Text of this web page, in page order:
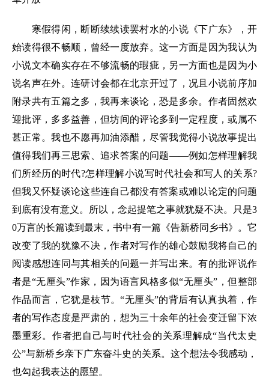
寒假得闲，断断续续读罢村水的小说《下广东》，开
始读得很不畅顺，曾经一度放弃。这一方面是因为我认为
小说文本确实存在不够流畅的瑕疵，另一方面也是因为小
说名声在外。连研讨会都在北京开过了，况且小说前序加
附录共有五篇之多，我再来谈论，恐是多余。作者固然欢
迎批评，多多益善，但坊间的评论多到一定程度，或属不
甚正常。我也不愿再加油添醋，尽管我觉得小说故事提出
值得我们再三思索、追求答案的问题——例如怎样理解我
们所经历的时代?怎样理解小说写时代社会和写人的关系?
但我又怀疑谈论这些连自己都没有答案或难以论定的问题
到底有没有意义。所以，念起提笔之事就犹疑不决。只是3
0万言的长篇读到最末，书中有一篇《告新桥同乡书》。它
改变了我的犹豫不决，作者对写作的雄心鼓励我将自己的
阅读感想连同与其相关的问题一并写出来。有的批评说作
者是“无厘头”作家，因为语言风格多似“无厘头”，但整部
作品而言，它犹是枝节。“无厘头”的背后有认真执着，作
者的写作态度是严肃的，想为三十余年的社会变迁留下浓
墨重彩。作者把自己与时代社会的关系理解成“当代太史
公”与新桥乡亲下广东奋斗史的关系。这个想法令我感动，
也勾起我表达的愿望。